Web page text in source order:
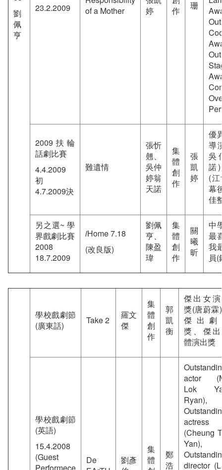
劉
佩
亨
23.2.2009
of a Mother
婷
作
珊
2009扶輪
話劇比賽
4.4.2009
初
4.7.2009決
難遺情
張忻
翹、
吳仲
婷翁
天諾
集
體
創
作
張
凱
婷
優
導
吳
諾
(
幕
佳
另之選~ 學
界戲劇比賽
2008
18.7.2009
iHome 7.18
(改良版)
劉佩
亨、
陳盈
瑋
集
體
創
作
關
曦
昕
中
最
我
員
學校戲劇節
(廣東話)
Take 2
羅文
傑
集
體
創
作
郭
凱
衡
傑出女
獎(唐蔚霖
傑出劇
獎、傑
體演出獎
學校戲劇節
(英語)
15.4.2008
(Guest
Performece
De
劉彥
集
體
鄭
浩
actor
Lok
Ryan),
actress
(Cheung
Yan),
director